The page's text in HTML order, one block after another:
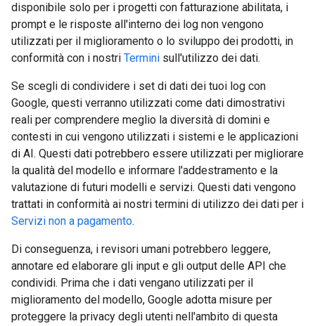
disponibile solo per i progetti con fatturazione abilitata, i
prompt e le risposte all'interno dei log non vengono
utilizzati per il miglioramento o lo sviluppo dei prodotti, in
conformità con i nostri Termini sull'utilizzo dei dati.
Se scegli di condividere i set di dati dei tuoi log con
Google, questi verranno utilizzati come dati dimostrativi
reali per comprendere meglio la diversità di domini e
contesti in cui vengono utilizzati i sistemi e le applicazioni
di AI. Questi dati potrebbero essere utilizzati per migliorare
la qualità del modello e informare l'addestramento e la
valutazione di futuri modelli e servizi. Questi dati vengono
trattati in conformità ai nostri termini di utilizzo dei dati per i
Servizi non a pagamento.
Di conseguenza, i revisori umani potrebbero leggere,
annotare ed elaborare gli input e gli output delle API che
condividi. Prima che i dati vengano utilizzati per il
miglioramento del modello, Google adotta misure per
proteggere la privacy degli utenti nell'ambito di questa